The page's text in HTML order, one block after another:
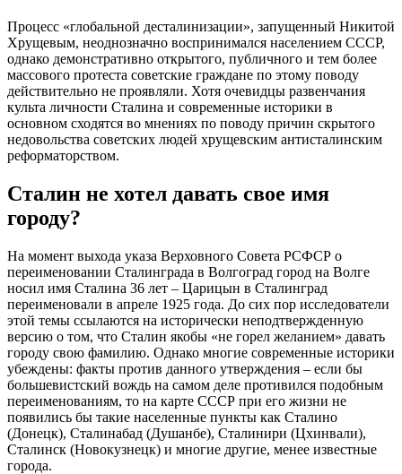
Процесс «глобальной десталинизации», запущенный Никитой
Хрущевым, неоднозначно воспринимался населением СССР,
однако демонстративно открытого, публичного и тем более
массового протеста советские граждане по этому поводу
действительно не проявляли. Хотя очевидцы развенчания
культа личности Сталина и современные историки в
основном сходятся во мнениях по поводу причин скрытого
недовольства советских людей хрущевским антисталинским
реформаторством.
Сталин не хотел давать свое имя
городу?
На момент выхода указа Верховного Совета РСФСР о
переименовании Сталинграда в Волгоград город на Волге
носил имя Сталина 36 лет – Царицын в Сталинград
переименовали в апреле 1925 года. До сих пор исследователи
этой темы ссылаются на исторически неподтвержденную
версию о том, что Сталин якобы «не горел желанием» давать
городу свою фамилию. Однако многие современные историки
убеждены: факты против данного утверждения – если бы
большевистский вождь на самом деле противился подобным
переименованиям, то на карте СССР при его жизни не
появились бы такие населенные пункты как Сталино
(Донецк), Сталинабад (Душанбе), Сталинири (Цхинвали),
Сталинск (Новокузнецк) и многие другие, менее известные
города.